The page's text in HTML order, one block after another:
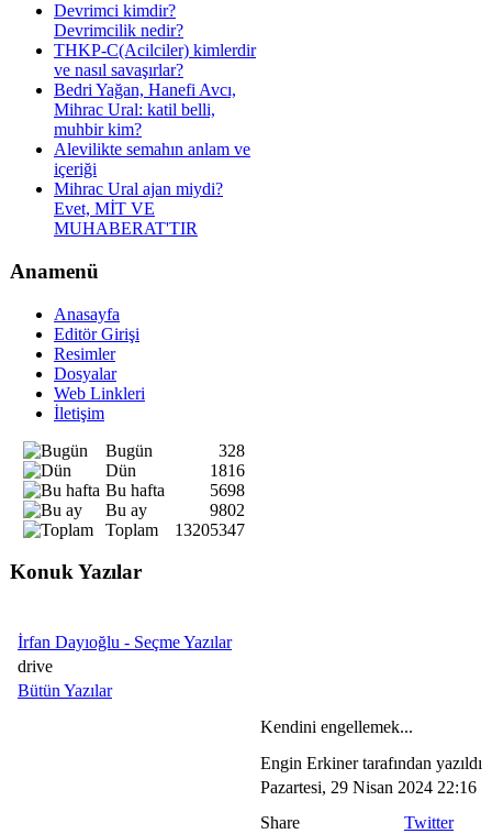
Devrimci kimdir?
Devrimcilik nedir?
THKP-C(Acilciler) kimlerdir
ve nasıl savaşırlar?
Bedri Yağan, Hanefi Avcı,
Mihrac Ural: katil belli,
muhbir kim?
Alevilikte semahın anlam ve
içeriği
Mihrac Ural ajan miydi?
Evet, MİT VE
MUHABERAT'TIR
Anamenü
Anasayfa
Editör Girişi
Resimler
Dosyalar
Web Linkleri
İletişim
Bugün
328
Dün
1816
Bu hafta
5698
Bu ay
9802
Toplam
13205347
Konuk Yazılar
İrfan Dayıoğlu - Seçme Yazılar
drive
Bütün Yazılar
Kendini engellemek...
Engin Erkiner tarafından yazıldı
Pazartesi, 29 Nisan 2024 22:16
Share
Twitter